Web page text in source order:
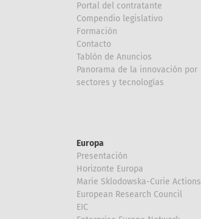
Portal del contratante
Compendio legislativo
Formación
Contacto
Tablón de Anuncios
Panorama de la innovación por
sectores y tecnologías
Europa
Presentación
Horizonte Europa
Marie Sklodowska-Curie Actions
European Research Council
EIC